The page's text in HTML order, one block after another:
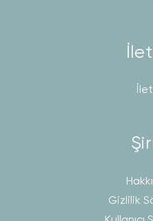
Gizlilik